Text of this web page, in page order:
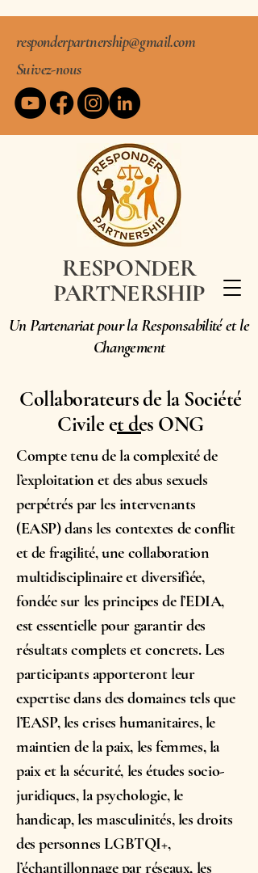
responderpartnership@gmail.com
Suivez-nous
RESPONDER
PARTNERSHIP
Un Partenariat pour la Responsabilité et le
Changement
Collaborateurs de la Société
Civile et des ONG
Compte tenu de la complexité de
l’exploitation et des abus sexuels
perpétrés par les intervenants
(EASP) dans les contextes de conflit
et de fragilité, une collaboration
multidisciplinaire et diversifiée,
fondée sur les principes de l’EDIA,
est essentielle pour garantir des
résultats complets et concrets. Les
participants apporteront leur
expertise dans des domaines tels que
l’EASP, les crises humanitaires, le
maintien de la paix, les femmes, la
paix et la sécurité, les études socio-
juridiques, la psychologie, le
handicap, les masculinités, les droits
des personnes LGBTQI+,
l’échantillonnage par réseaux, les